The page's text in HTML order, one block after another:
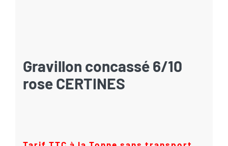
Gravillon concassé 6/10
rose CERTINES